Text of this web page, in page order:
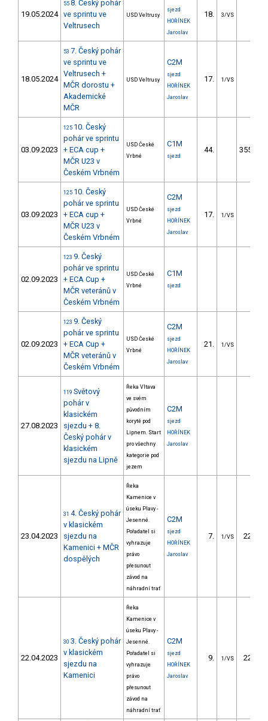
19.05.2024
55 8. Český pohár
ve sprintu ve
Veltrusech
USD Veltrusy
sjezd
HOŘÍNEK
Jaroslav
18. 3/VS
18.05.2024
53 7. Český pohár
ve sprintu ve
Veltrusech +
MČR dorostu +
Akademické
MČR
USD Veltrusy
C2M
sjezd
HOŘÍNEK
Jaroslav
17. 1/VS
03.09.2023
125 10. Český
pohár ve sprintu
+ ECA cup +
MČR U23 v
Českém Vrbném
USD České
Vrbné
C1M
sjezd
44. 3550.37
03.09.2023
125 10. Český
pohár ve sprintu
+ ECA cup +
MČR U23 v
Českém Vrbném
USD České
Vrbné
C2M
sjezd
HOŘÍNEK
Jaroslav
17. 1/VS
02.09.2023
123 9. Český
pohár ve sprintu
+ ECA Cup +
MČR veteránů v
Českém Vrbném
USD České
Vrbné
C1M
sjezd
02.09.2023
123 9. Český
pohár ve sprintu
+ ECA Cup +
MČR veteránů v
Českém Vrbném
USD České
Vrbné
C2M
sjezd
HOŘÍNEK
Jaroslav
21. 1/VS
27.08.2023
119 Světový
pohár v
klasickém
sjezdu + 8.
Český pohár v
klasickém
sjezdu na Lipně
Řeka Vltava
ve svém
původním
korytě pod
Lipnem. Start
pro všechny
kategorie pod
jezem
C2M
sjezd
HOŘÍNEK
Jaroslav
23.04.2023
31 4. Český pohár
v klasickém
sjezdu na
Kamenici + MČR
dospělých
Řeka
Kamenice v
úseku Plavy -
Jesenné.
Pořadatel si
vyhrazuje
právo
přesunout
závod na
náhradní trať
C2M
sjezd
HOŘÍNEK
Jaroslav
7. 1/VS 221.57
22.04.2023
30 3. Český pohár
v klasickém
sjezdu na
Kamenici
Řeka
Kamenice v
úseku Plavy -
Jesenné.
Pořadatel si
vyhrazuje
právo
přesunout
závod na
náhradní trať
C2M
sjezd
HOŘÍNEK
Jaroslav
9. 1/VS 227.99